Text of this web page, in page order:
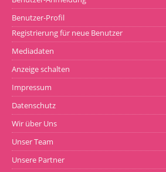
Benutzer-Profil
Registrierung für neue Benutzer
Mediadaten
Anzeige schalten
Impressum
Datenschutz
Wir über Uns
Unser Team
Unsere Partner